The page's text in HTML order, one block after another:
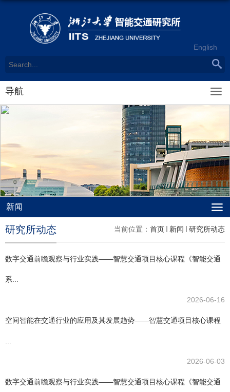
English
导航
新闻
当前位置： 首页 新闻 研究所动态
研究所动态
数字交通前瞻观察与行业实践——智慧交通项目核心课程《智能交通
系...
2026-06-16
空间智能在交通行业的应用及其发展趋势——智慧交通项目核心课程
...
2026-06-03
数字交通前瞻观察与行业实践——智慧交通项目核心课程《智能交通